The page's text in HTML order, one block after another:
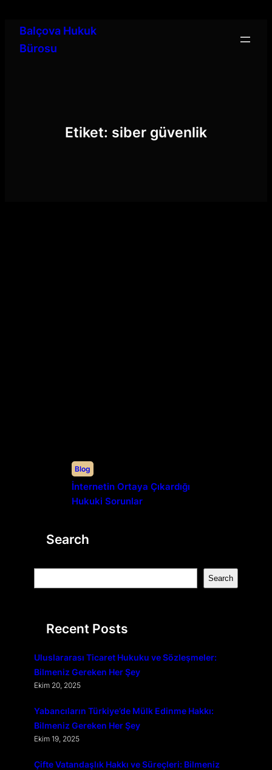
Balçova Hukuk
Bürosu
Etiket: siber güvenlik
Blog
İnternetin Ortaya Çıkardığı
Hukuki Sorunlar
Search
e
Search
Recent Posts
Uluslararası Ticaret Hukuku ve Sözleşmeler:
Bilmeniz Gereken Her Şey
Ekim 20, 2025
Yabancıların Türkiye’de Mülk Edinme Hakkı:
Bilmeniz Gereken Her Şey
Ekim 19, 2025
Çifte Vatandaşlık Hakkı ve Süreçleri: Bilmeniz